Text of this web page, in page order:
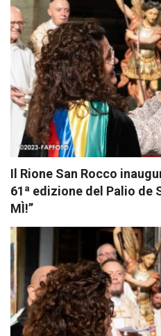
Il Rione San Rocco
61 a edizione del Palio de
MÌ!”